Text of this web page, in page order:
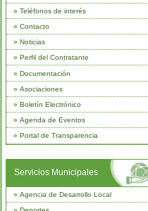
» Teléfonos de interés
» Contacto
» Noticias
» Perfil del Contratante
» Documentación
» Asociaciones
» Boletín Electrónico
» Agenda de Eventos
» Portal de Transparencia
Servicios Municipales
» Agencia de Desarrollo Local